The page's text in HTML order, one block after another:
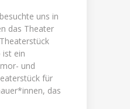
uns in
das Theater
ist ein
und
für
das